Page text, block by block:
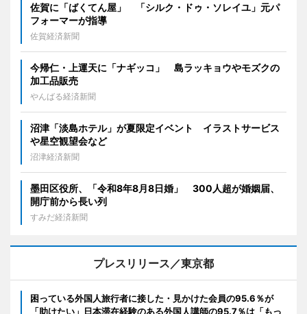
佐賀に「ばくてん屋」 「シルク・ドゥ・ソレイユ」元パ
フォーマーが指導
佐賀経済新聞
今帰仁・上運天に「ナギッコ」 島ラッキョウやモズクの
加工品販売
やんばる経済新聞
沼津「淡島ホテル」が夏限定イベント イラストサービス
や星空観望会など
沼津経済新聞
墨田区役所、「令和8年8月8日婚」 300人超が婚姻届、
開庁前から長い列
すみだ経済新聞
プレスリリース／東京都
困っている外国人旅行者に接した・見かけた会員の95.6％が
「助けたい」日本滞在経験のある外国人講師の95.7％は「もっ